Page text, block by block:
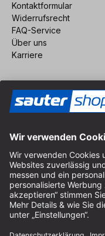
Kontaktformular
Widerrufsrecht
FAQ-Service
Über uns
Karriere
Impressum
AGB
Datenschutz
Cookie-Einstellungen